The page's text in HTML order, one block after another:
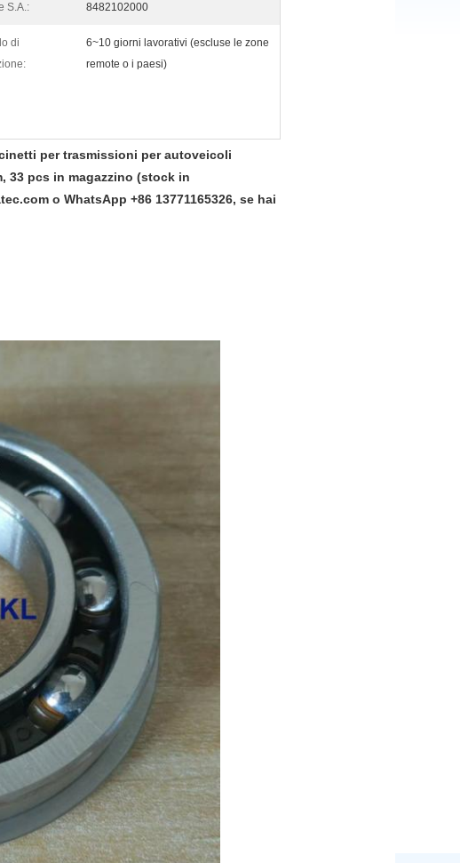
S.A.: 8482102000
di
6~10 giorni lavorativi (escluse le zone
remote o i paesi)
per trasmissioni per autoveicoli
, 33 pcs in magazzino (stock in
o WhatsApp +86 13771165326, se hai